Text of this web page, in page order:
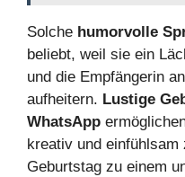
Solche humorvolle
beliebt, weil sie ein
und die Empfängerin
aufheitern. Lustige
WhatsApp
kreativ und
Geburtstag zu einem